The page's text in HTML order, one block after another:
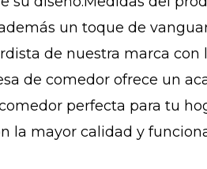
un toque de
de nuestra marca con
de comedor ofrece un
perfecta para tu
la mayor calidad y